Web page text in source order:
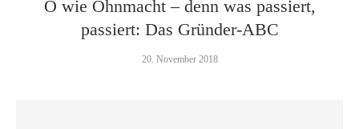
O wie Ohnmacht – denn was passiert,
passiert: Das Gründer-ABC
20. November 2018